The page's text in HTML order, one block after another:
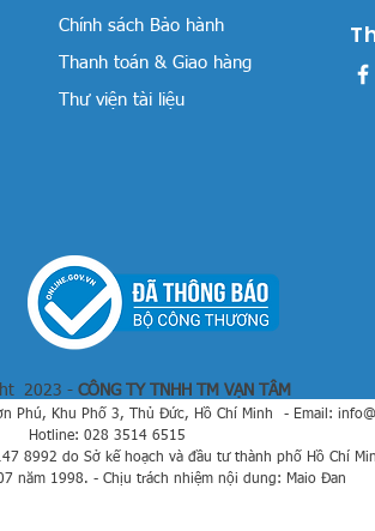
Chính sách Bảo hành
Thanh toán & Giao hàng
Thư viện tài liệu
2023 - CÔNG TY TNHH TM VẠN TÂM
Phú, Khu Phố 3, Thủ Đức, Hồ Chí Minh - Email:
Hotline: 028 3514 6515
8992 do Sở kế hoạch và đầu tư thành phố Hồ Chí
năm 1998. - Chịu trách nhiệm nội dung: Maio Đan